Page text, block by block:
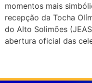
momentos mais
recepção da Tocha
do Alto Solimões
abertura oficial das